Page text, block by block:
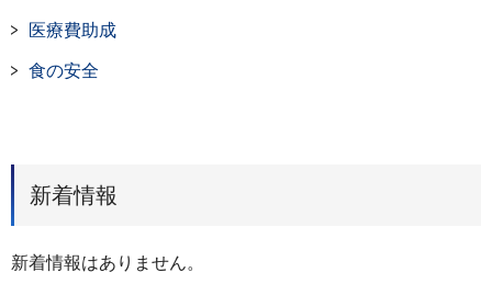
医療費助成
食の安全
新着情報
新着情報はありません。